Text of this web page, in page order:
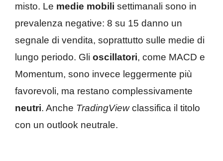
misto. Le medie mobili settimanali sono in
prevalenza negative: 8 su 15 danno un
segnale di vendita, soprattutto sulle medie di
lungo periodo. Gli oscillatori, come MACD e
Momentum, sono invece leggermente più
favorevoli, ma restano complessivamente
neutri. Anche TradingViewclassifica il titolo
con un outlook neutrale.